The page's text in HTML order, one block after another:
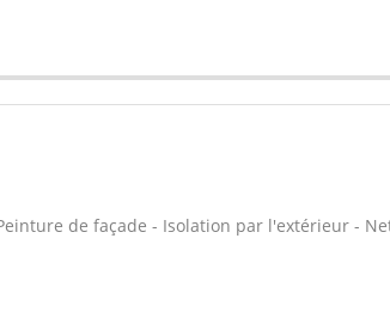
de façade - Isolation par l'extérieur -